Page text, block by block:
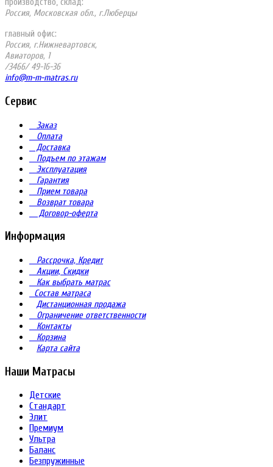
производство, склад:
Россия, Московская обл., г.Люберцы
главный офис:
Россия, г.Нижневартовск,
Авиаторов, 1
/3466/ 49-16-36
info@m-m-matras.ru
Сервис
Заказ
Оплата
Доставка
Подъем по этажам
Эксплуатация
Гарантия
Прием товара
Возврат товара
Договор-оферта
Информация
Рассрочка, Кредит
Акции, Скидки
Как выбрать матрас
Состав матраса
Дистанционная продажа
Ограничение ответственности
Контакты
Корзина
Карта сайта
Наши Матрасы
Детские
Стандарт
Элит
Премиум
Ультра
Баланс
Безпружинные